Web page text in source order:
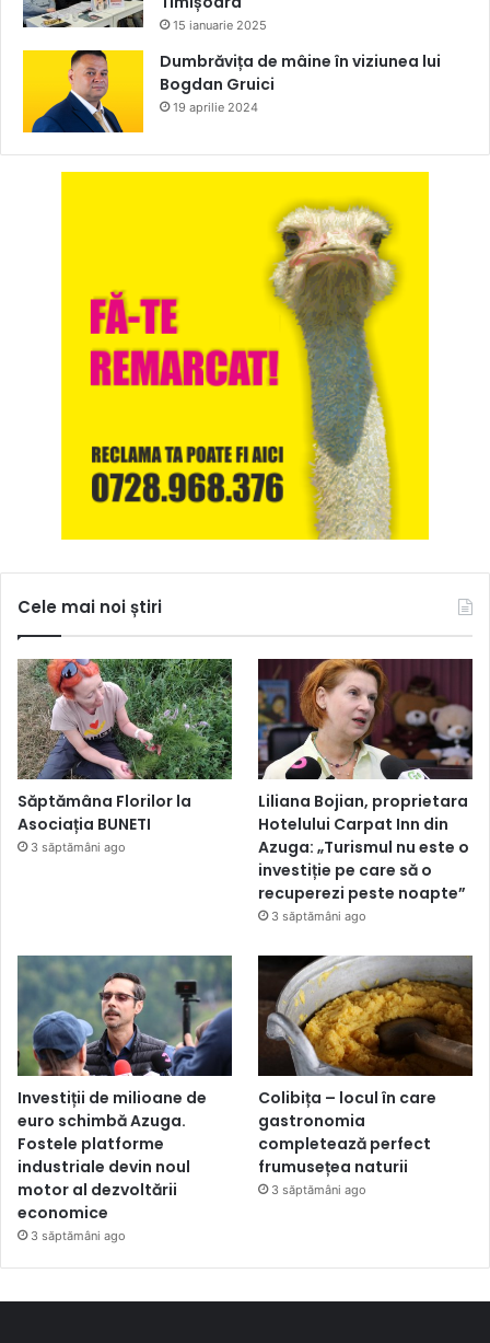
15 ianuarie 2025
Dumbrăvița de mâine în viziunea lui
Bogdan Gruici
19 aprilie 2024
Cele mai noi știri
Săptămâna Florilor la
Asociația BUNETI
3 săptămâni ago
Liliana Bojian, proprietara
Hotelului Carpat Inn din
Azuga: „Turismul nu este o
investiție pe care să o
recuperezi peste noapte”
3 săptămâni ago
Investiții de milioane de
euro schimbă Azuga.
Fostele platforme
industriale devin noul
motor al dezvoltării
economice
3 săptămâni ago
Colibița – locul în care
gastronomia
completează perfect
frumusețea naturii
3 săptămâni ago